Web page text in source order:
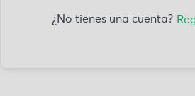
¿No tienes una cuenta?